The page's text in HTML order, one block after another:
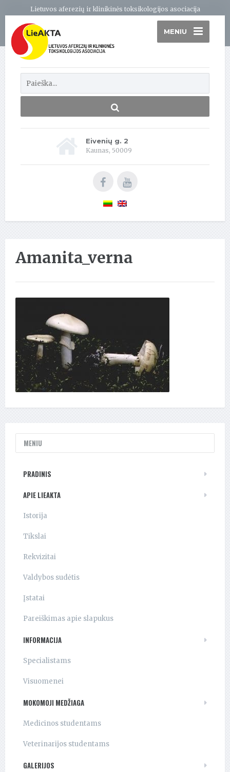
Lietuvos aferezių ir klinikinės toksikologijos asociacija
MENIU
Eivenių g. 2
Kaunas, 50009
Amanita_verna
MENIU
PRADINIS
APIE LIEAKTA
Istorija
Tikslai
Rekvizitai
Valdybos sudėtis
Įstatai
Pareiškimas apie slapukus
INFORMACIJA
Specialistams
Visuomenei
MOKOMOJI MEDŽIAGA
Medicinos studentams
Veterinarijos studentams
GALERIJOS